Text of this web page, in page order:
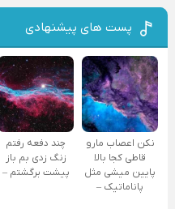
پست های پیشنهادی
نکن اعصاب مارو
قاطی کجا بالا
پایین میشی مثل
پاناماتیک –
چند دفعه رفتم
زنگ زدی بم باز
پیشت برگشتم –